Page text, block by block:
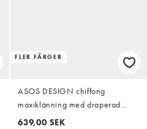
FLER FÄRGER
ASOS DESIGN chiffong
maxiklänning med draperad
ringning och detalj i ryggen i
639,00 SEK